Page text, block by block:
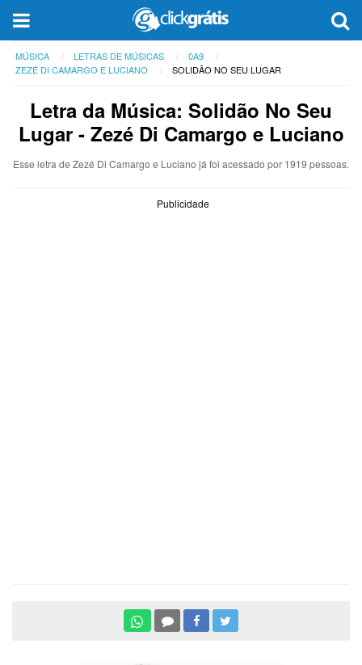
MÚSICA LETRAS DE MÚSICAS
0A9
ZEZÉ DI CAMARGO E LUCIANO
SOLIDÃO NO SEU LUGAR
Letra da Música: Solidão No Seu
Lugar - Zezé Di Camargo e Luciano
Esse letra de Zezé Di Camargo e Luciano já foi acessado por 1919 pessoas.
Publicidade